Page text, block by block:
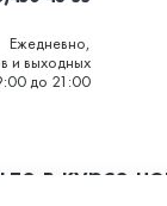
Ежедневно,
и выходных
до 21:00
в курсе